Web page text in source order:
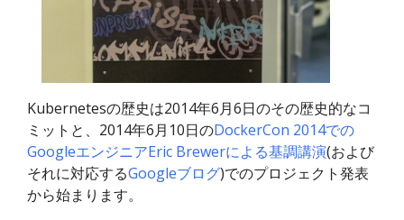
Kubernetesの歴史は2014年6月6日のその歴史的なコ
ミットと、2014年6月10日のDockerCon 2014での
GoogleエンジニアEric Brewerによる基調講演(および
それに対応するGoogleブログ)でのプロジェクト発表
から始まります。